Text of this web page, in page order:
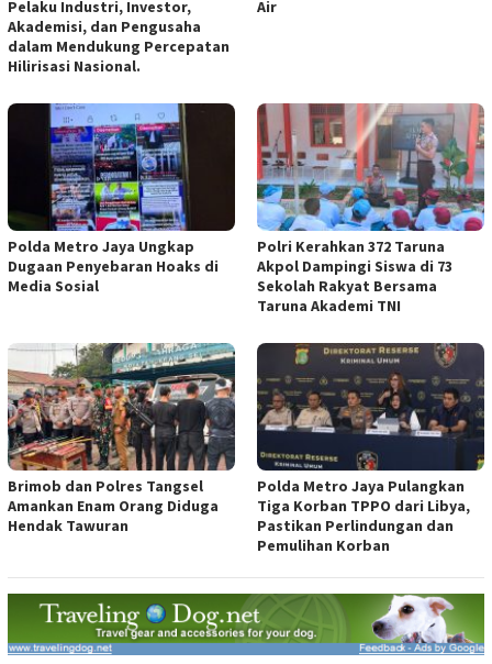
Pelaku Industri, Investor,
Akademisi, dan Pengusaha
dalam Mendukung Percepatan
Hilirisasi Nasional.
Air
Polda Metro Jaya Ungkap
Dugaan Penyebaran Hoaks di
Media Sosial
Polri Kerahkan 372 Taruna
Akpol Dampingi Siswa di 73
Sekolah Rakyat Bersama
Taruna Akademi TNI
Brimob dan Polres Tangsel
Amankan Enam Orang Diduga
Hendak Tawuran
Polda Metro Jaya Pulangkan
Tiga Korban TPPO dari Libya,
Pastikan Perlindungan dan
Pemulihan Korban